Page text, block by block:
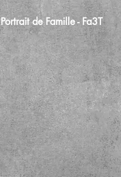
Portrait de Famille - Fa3T